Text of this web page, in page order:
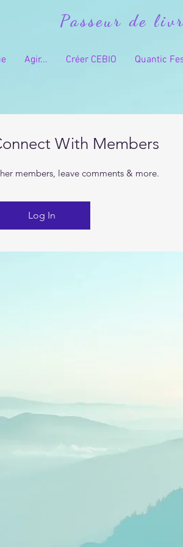
Passeur de
Agir... Créer CEBIO Quantic
With Members
members, leave comments & more.
Log In